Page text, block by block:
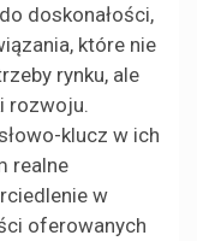
doskonałości,
które nie
rynku, ale
rozwoju.
klucz w ich
realne
w
oferowanych